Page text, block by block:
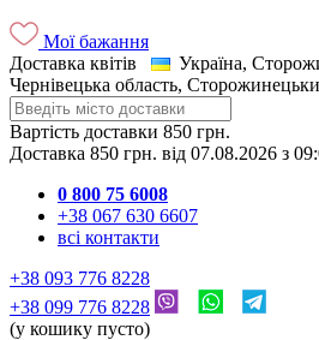
Мої бажання
Доставка квітів
Україна,
Чернівецька область,
Вартість доставки 850 грн.
Доставка 850 грн. від 07.08.2026 з
0 800 75 6008
+38 067 630 6607
всі контакти
+38 093 776 8228
+38 099 776 8228
(у кошику пусто)